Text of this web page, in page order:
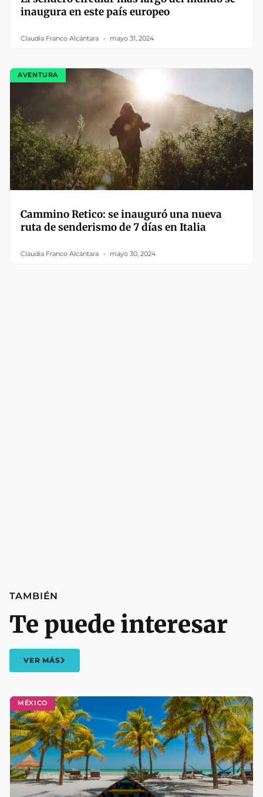
inaugura en este país europeo
Claudia Franco Alcántara mayo 31, 2024
AVENTURA
Cammino Retico: se inauguró una nueva
ruta de senderismo de 7 días en Italia
Claudia Franco Alcántara mayo 30, 2024
MÉXICO
TAMBIÉN
Te puede interesar
VER MÁS